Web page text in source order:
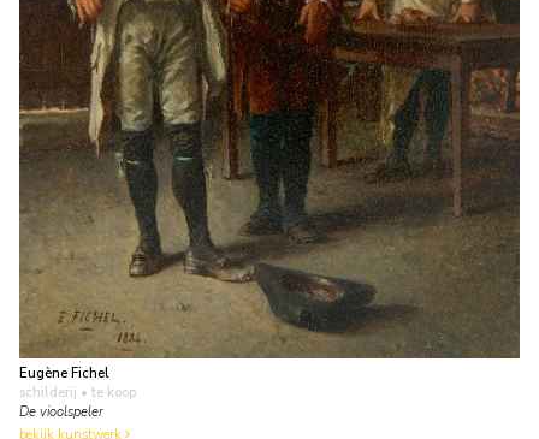
Eugène Fichel
schilderij • te koop
De vioolspeler
bekijk kunstwerk